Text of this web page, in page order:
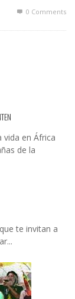
0 Comments
vida en África
de la
te invitan a